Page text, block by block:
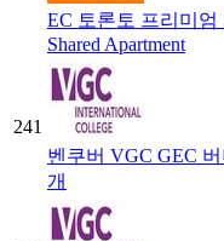
EC 토론토 프리미엄
Shared Apartment
241
벤쿠버 VGC GEC
개